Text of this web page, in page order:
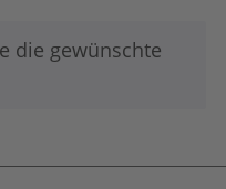
die gewünschte